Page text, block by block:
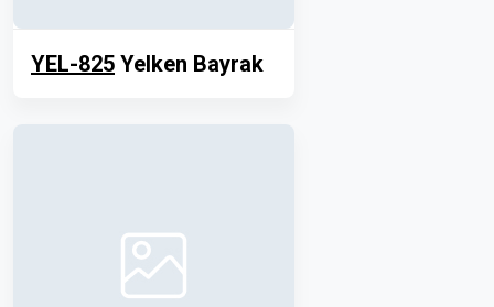
YEL-825 Yelken Bayrak